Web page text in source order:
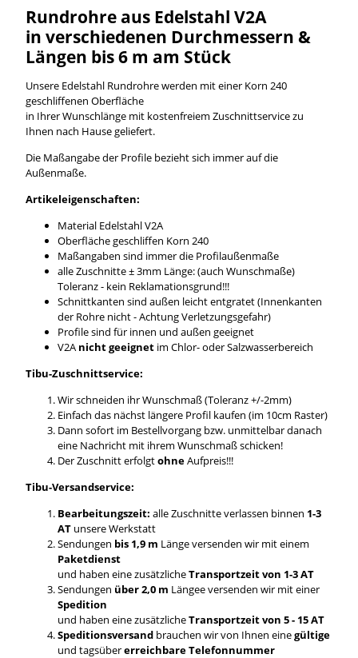
Rundrohre aus Edelstahl V2A
in verschiedenen Durchmessern &
Längen bis 6 m am Stück
Unsere Edelstahl Rundrohre werden mit einer Korn 240
geschliffenen Oberfläche
in Ihrer Wunschlänge mit kostenfreiem Zuschnittservice zu
Ihnen nach Hause geliefert.
Die Maßangabe der Profile bezieht sich immer auf die
Außenmaße.
Artikeleigenschaften:
Material Edelstahl V2A
Oberfläche geschliffen Korn 240
Maßangaben sind immer die Profilaußenmaße
alle Zuschnitte ± 3mm Länge: (auch Wunschmaße)
Toleranz - kein Reklamationsgrund!!!
Schnittkanten sind außen leicht entgratet (Innenkanten
der Rohre nicht - Achtung Verletzungsgefahr)
Profile sind für innen und außen geeignet
V2A nicht geeignet im Chlor- oder Salzwasserbereich
Tibu-Zuschnittservice:
Wir schneiden ihr Wunschmaß (Toleranz +/-2mm)
Einfach das nächst längere Profil kaufen (im 10cm Raster)
Dann sofort im Bestellvorgang bzw. unmittelbar danach
eine Nachricht mit ihrem Wunschmaß schicken!
Der Zuschnitt erfolgtohneAufpreis!!!
Tibu-Versandservice:
Bearbeitungszeit: alle Zuschnitte verlassen binnen 1-3
AT unsere Werkstatt
Sendungen bis 1,9 m Länge versenden wir mit einem
Paketdienst
und haben eine zusätzlicheTransportzeit von 1-3 AT
Sendungen über 2,0 m Längee versenden wir mit einer
Spedition
und haben eine zusätzlicheTransportzeit von 5 - 15 AT
Speditionsversandbrauchen wir von Ihnen einegültige
und tagsübererreichbare Telefonnummer